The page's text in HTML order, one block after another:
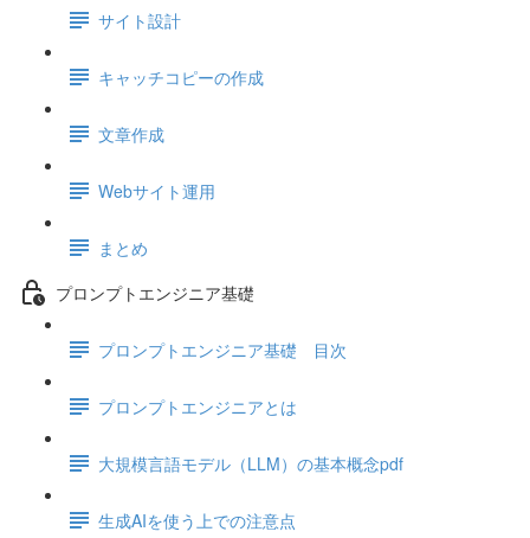
サイト設計
キャッチコピーの作成
文章作成
Webサイト運用
まとめ
プロンプトエンジニア基礎
プロンプトエンジニア基礎 目次
プロンプトエンジニアとは
大規模言語モデル（LLM）の基本概念pdf
生成AIを使う上での注意点